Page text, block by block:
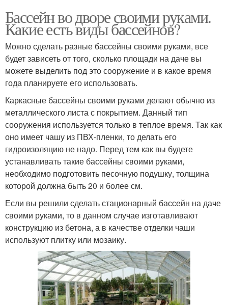
Бассейн во дворе своими руками.
Какие есть виды бассейнов?
Можно сделать разные бассейны своими руками, все
будет зависеть от того, сколько площади на даче вы
можете выделить под это сооружение и в какое время
года планируете его использовать.
Каркасные бассейны своими руками делают обычно из
металлического листа с покрытием. Данный тип
сооружения используется только в теплое время. Так как
оно имеет чашу из ПВХ-пленки, то делать его
гидроизоляцию не надо. Перед тем как вы будете
устанавливать такие бассейны своими руками,
необходимо подготовить песочную подушку, толщина
которой должна быть 20 и более см.
Если вы решили сделать стационарный бассейн на даче
своими руками, то в данном случае изготавливают
конструкцию из бетона, а в качестве отделки чаши
используют плитку или мозаику.